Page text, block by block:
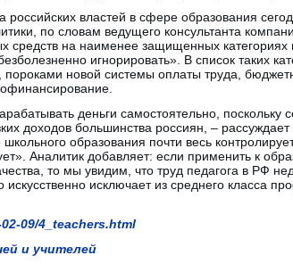
российских властей в сфере образования
по словам ведущего консультанта
средств на наименее защищенных категориях
игнорировать». В список таких
пороками новой системы оплаты труда,
деньги самостоятельно, поскольку
доходов большинства россиян, –
образования почти весь
Аналитик добавляет: если применить к
то мы увидим, что труд педагога в РФ
исключает из среднего класса
09/4_teachers.html
и учителей